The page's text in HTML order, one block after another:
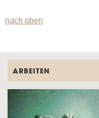
nach oben
ARBEITEN